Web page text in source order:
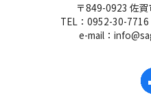
〒849-0923 佐
TEL：0952-30-7716
e-mail：